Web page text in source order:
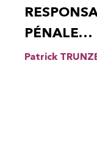
PÉNALE…
Patrick